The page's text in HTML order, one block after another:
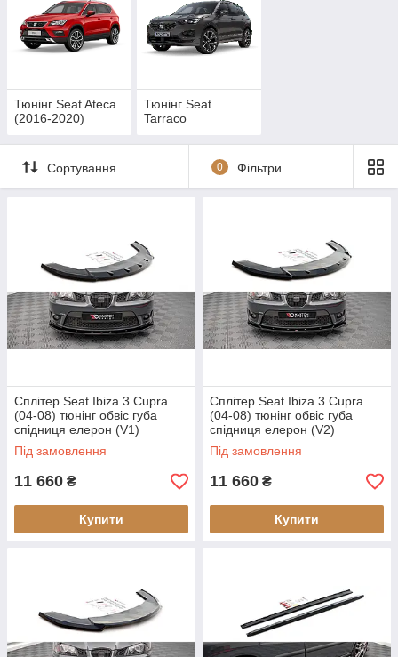
Тюнінг Seat Ateca
(2016-2020)
Тюнінг Seat
Tarraco
Сортування 0 Фільтри
Сплітер Seat Ibiza 3 Cupra
(04-08) тюнінг обвіс губа
спідниця елерон (V1)
Під замовлення
11 660 ₴
Купити
Сплітер Seat Ibiza 3 Cupra
(04-08) тюнінг обвіс губа
спідниця елерон (V2)
Під замовлення
11 660 ₴
Купити